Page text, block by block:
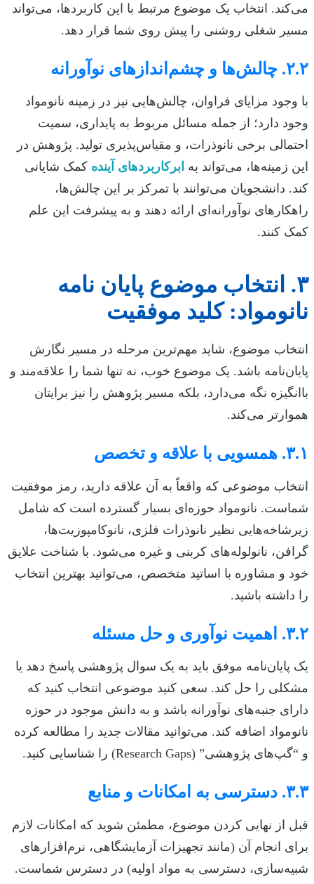
می‌کند. انتخاب یک موضوع مرتبط با این کاربردها، می‌تواند
مسیر شغلی روشنی را پیش روی شما قرار دهد.
۲.۲. چالش‌ها و چشم‌اندازهای نوآورانه
با وجود مزایای فراوان، چالش‌هایی نیز در زمینه نانومواد
وجود دارد؛ از جمله مسائل مربوط به پایداری، سمیت
احتمالی برخی نانوذرات، و مقیاس‌پذیری تولید. پژوهش در
این زمینه‌ها، می‌تواند به ابرکاربردهای آینده کمک شایانی
کند. دانشجویان می‌توانند با تمرکز بر این چالش‌ها،
راهکارهای نوآورانه‌ای ارائه دهند و به پیشرفت این علم
کمک کنند.
۳. انتخاب موضوع پایان نامه
نانومواد: کلید موفقیت
انتخاب موضوع، شاید مهم‌ترین مرحله در مسیر نگارش
پایان‌نامه باشد. یک موضوع خوب، نه تنها شما را علاقه‌مند و
باانگیزه نگه می‌دارد، بلکه مسیر پژوهش را نیز برایتان
هموارتر می‌کند.
۳.۱. همسویی با علاقه و تخصص
انتخاب موضوعی که واقعاً به آن علاقه دارید، رمز موفقیت
شماست. نانومواد حوزه‌ای بسیار گسترده است که شامل
زیرشاخه‌هایی نظیر نانوذرات فلزی، نانوکامپوزیت‌ها،
گرافن، نانولوله‌های کربنی و غیره می‌شود. با شناخت علایق
خود و مشاوره با اساتید متخصص، می‌توانید بهترین انتخاب
را داشته باشید.
۳.۲. اهمیت نوآوری و حل مسئله
یک پایان‌نامه موفق باید به یک سوال پژوهشی پاسخ دهد یا
مشکلی را حل کند. سعی کنید موضوعی انتخاب کنید که
دارای جنبه‌های نوآورانه باشد و به دانش موجود در حوزه
نانومواد اضافه کند. می‌توانید مقالات جدید را مطالعه کرده
و “گپ‌های پژوهشی” (Research Gaps) را شناسایی کنید.
۳.۳. دسترسی به امکانات و منابع
قبل از نهایی کردن موضوع، مطمئن شوید که امکانات لازم
برای انجام آن (مانند تجهیزات آزمایشگاهی، نرم‌افزارهای
شبیه‌سازی، دسترسی به مواد اولیه) در دسترس شماست.